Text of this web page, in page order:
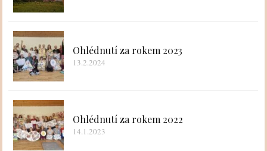
Ohlédnutí za rokem 2023
13.2.2024
Ohlédnutí za rokem 2022
14.1.2023